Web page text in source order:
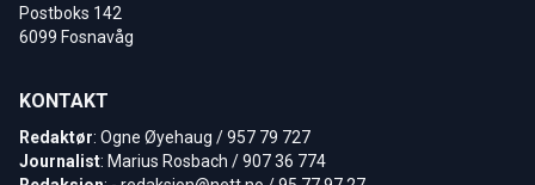
Postboks 142
6099 Fosnavåg
KONTAKT
Redaktør: Ogne Øyehaug / 957 79 727
Journalist: Marius Rosbach / 907 36 774